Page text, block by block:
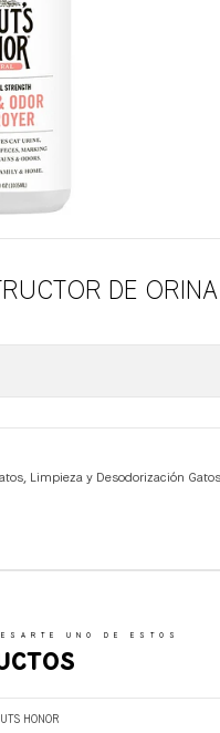
DE
, Limpieza y Desodorización Gatos
UNO DE ESTOS
HONOR